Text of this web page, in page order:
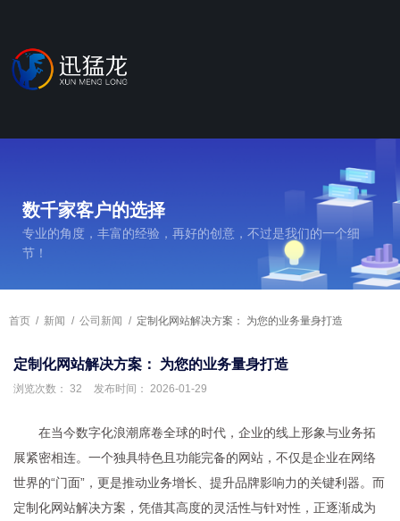
数千家客户的选择
专业的角度，丰富的经验，再好的创意，不过是我们的一个细
节！
首页 / 新闻 / 公司新闻 / 定制化网站解决方案： 为您的业务量身打造
定制化网站解决方案： 为您的业务量身打造
浏览次数： 32 发布时间： 2026-01-29
在当今数字化浪潮席卷全球的时代，企业的线上形象与业务拓
展紧密相连。一个独具特色且功能完备的网站，不仅是企业在网络
世界的“门面”，更是推动业务增长、提升品牌影响力的关键利器。而
定制化网站解决方案，凭借其高度的灵活性与针对性，正逐渐成为